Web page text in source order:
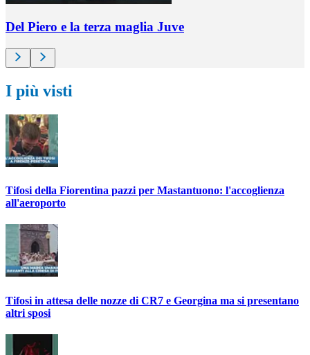
Del Piero e la terza maglia Juve
I più visti
Tifosi della Fiorentina pazzi per Mastantuono: l'accoglienza
all'aeroporto
Tifosi in attesa delle nozze di CR7 e Georgina ma si presentano
altri sposi